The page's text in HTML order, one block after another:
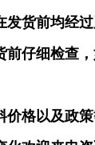
发货前均经
前仔细检查
价格以及政